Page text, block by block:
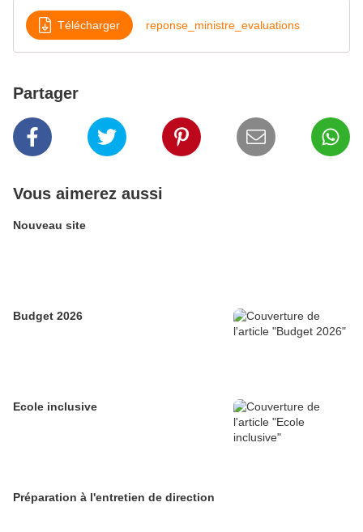
Télécharger reponse_ministre_evaluations
Partager
Vous aimerez aussi
Nouveau site
Budget 2026
Ecole inclusive
Préparation à l'entretien de direction